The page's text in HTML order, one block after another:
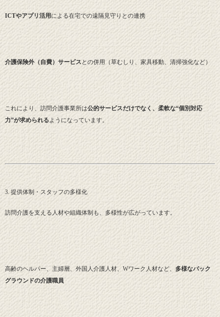
ICTやアプリ活用による在宅での遠隔見守りとの連携
介護保険外（自費）サービス との併用（草むしり、家具移動、清掃強化など）
これにより、訪問介護事業所は公的サービスだけでなく、柔軟な“個別対応
力”が求められる ようになっています。
3. 提供体制・スタッフの多様化
訪問介護を支える人材や組織体制も、多様性が広がっています。
高齢のヘルパー、主婦層、外国人介護人材、Wワーク人材など、 多様なバック
グラウンドの介護職員